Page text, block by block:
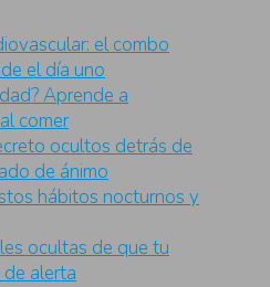
el combo
el día uno
Aprende a
comer
ocultos detrás de
de ánimo
hábitos nocturnos y
ocultas de que tu
alerta